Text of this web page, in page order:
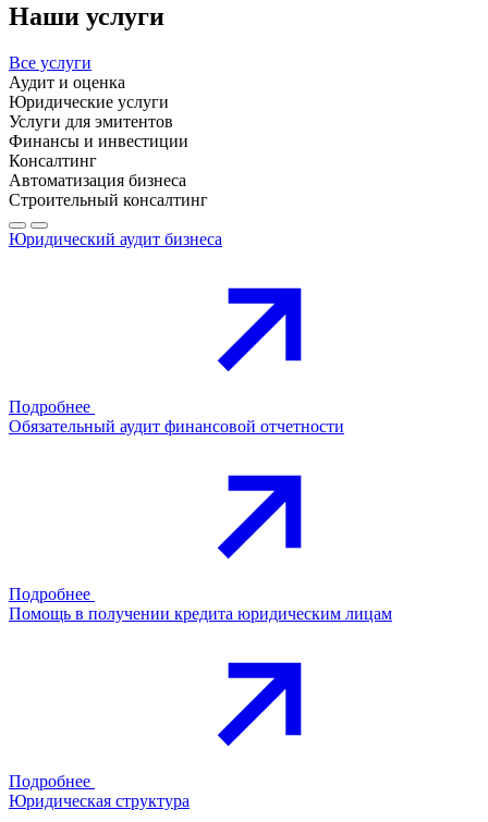
Наши услуги
Все услуги
Аудит и оценка
Юридические услуги
Услуги для эмитентов
Финансы и инвестиции
Консалтинг
Автоматизация бизнеса
Строительный консалтинг
Юридический аудит бизнеса
Подробнее
Обязательный аудит финансовой отчетности
Подробнее
Помощь в получении кредита юридическим лицам
Подробнее
Юридическая структура